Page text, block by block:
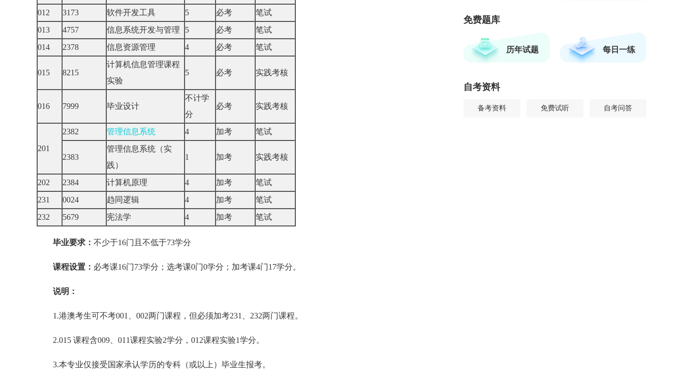
012
3173 软件开发工具 5 必考
笔试
013
4757 信息系统开发与管理 5 必考
笔试
014
2378 信息资源管理 4 必考 笔试
015 8215
计算机信息管理课程
实验
5 必考 实践考核
016 7999 毕业设计
不计学
分
必考 实践考核
201
2382 管理信息系统 4 加考 笔试
2383
管理信息系统（实
践）
1 加考 实践考核
202 2384 计算机原理 4 加考
笔试
231
0024 趋同逻辑 4 加考
笔试
232
5679 宪法学 4 加考 笔试
毕业要求： 不少于16门且不低于73学分
课程设置： 必考课16门73学分；选考课0门0学分；加考课4门17学分。
说明：
1.港澳考生可不考001、002两门课程，但必须加考231、232两门课程。
2.015 课程含009、011课程实验2学分，012课程实验1学分。
3.本专业仅接受国家承认学历的专科（或以上）毕业生报考。
免费题库
历年试题 每日一练
自考资料
备考资料 免费试听 自考问答